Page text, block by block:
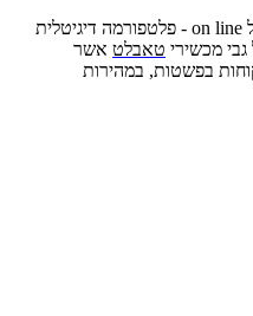
כלל ביטוח משיקה מערך דיגיטלי: כלל on line - פלטפורמה דיגיטלית
מכשירי טאבלט אשר
בפשטות, במהירות